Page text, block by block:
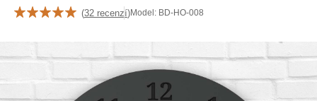
(32 recenzí)Model: BD-HO-008